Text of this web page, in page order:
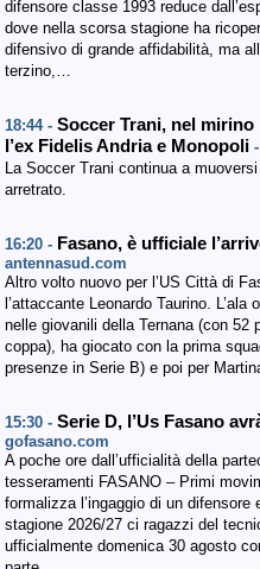
difensore classe 1993 reduce
dove nella scorsa stagione ha
difensivo di grande affidabilità, ma
terzino,…
18:44 - Soccer Trani, nel
l’ex Fidelis Andria e Monopoli
La Soccer Trani continua a
arretrato.
16:20 - Fasano, è ufficiale
antennasud.com
Altro volto nuovo per l’US Città di
l’attaccante Leonardo Taurino.
nelle giovanili della Ternana (con 52
coppa), ha giocato con la prima
presenze in Serie B) e poi per
15:30 - Serie D, l’Us Fasano
gofasano.com
A poche ore dall’ufficialità della
tesseramenti FASANO – Primi
formalizza l’ingaggio di un
stagione 2026/27 ci ragazzi del
ufficialmente domenica 30 agosto